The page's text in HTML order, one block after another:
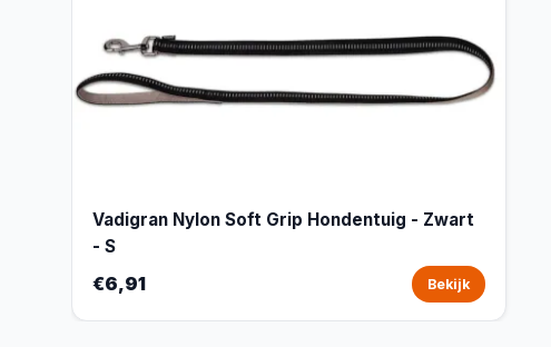
Vadigran Nylon Soft Grip Hondentuig - Zwart
- S
€6,91 Bekijk